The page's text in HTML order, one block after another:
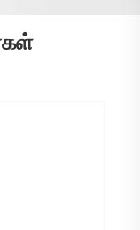
மாடல்கள்